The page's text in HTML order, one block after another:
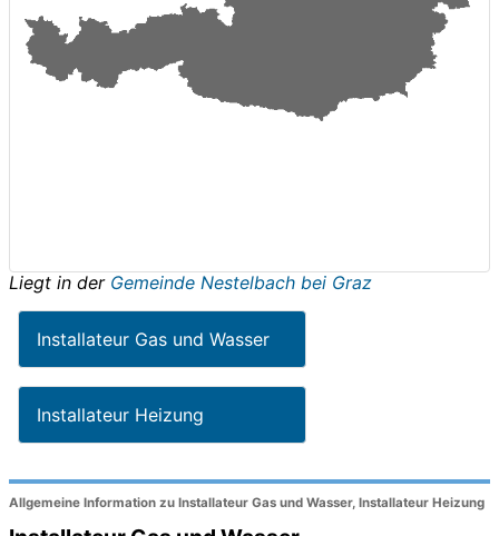
Liegt in der Gemeinde Nestelbach bei Graz
Installateur Gas und Wasser
Installateur Heizung
Allgemeine Information zu Installateur Gas und Wasser, Installateur Heizung